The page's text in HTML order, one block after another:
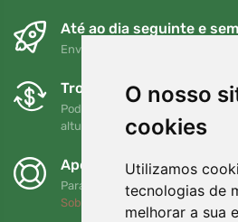
O nosso
cookies
Utilizamos
tecnologias de
melhorar a sua
Até ao dia seguinte e
Envio gratuito para encomendas
Trocas e devoluções
Pode devolver ou trocar a sua
altura no prazo de 90 dias
Apoiamos a Trees.org
Para cada encomenda
Sobre nós